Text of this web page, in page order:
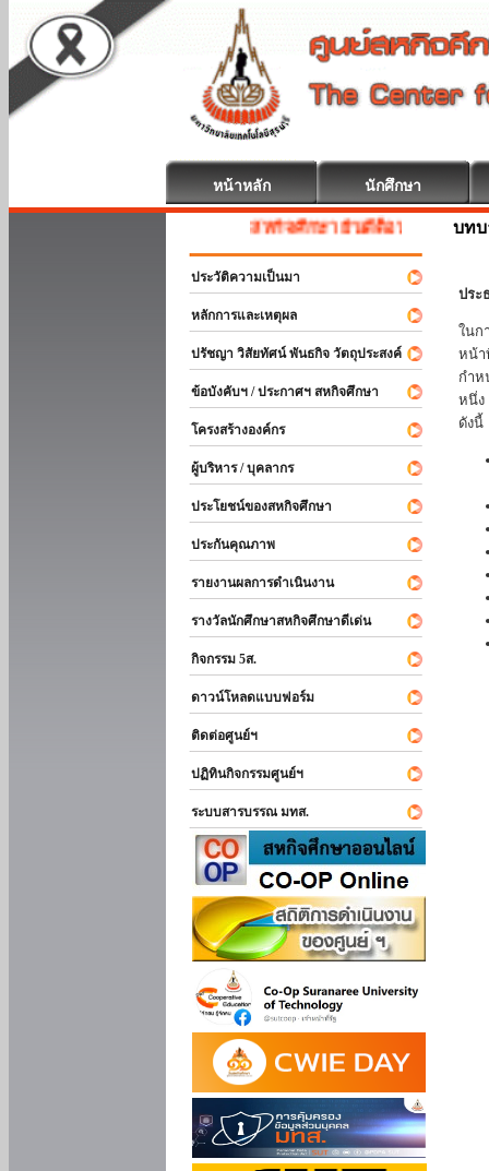
หน้าหลัก นักศึกษา
สหกิจศึกษา ยินดีต้อนรับ
ประวัติความเป็นมา
หลักการและเหตุผล
ปรัชญา วิสัยทัศน์ พันธกิจ วัตถุประสงค์
ข้อบังคับฯ / ประกาศฯ สหกิจศึกษา
โครงสร้างองค์กร
ผู้บริหาร / บุคลากร
ประโยชน์ของสหกิจศึกษา
ประกันคุณภาพ
รายงานผลการดำเนินงาน
รางวัลนักศึกษาสหกิจศึกษาดีเด่น
กิจกรรม 5ส.
ดาวน์โหลดแบบฟอร์ม
ติดต่อศูนย์ฯ
ปฏิทินกิจกรรมศูนย์ฯ
ระบบสารบรรณ มทส.
บทบ
ประ
ในก
หน้า
กำห
หนึ่ง
ดังนี้